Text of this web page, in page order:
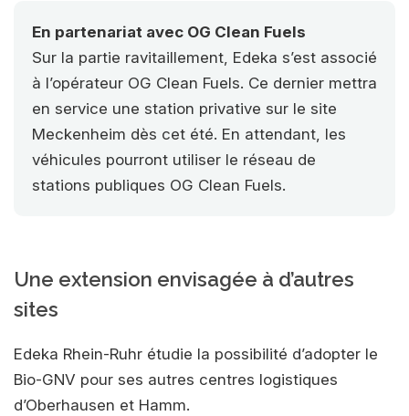
En partenariat avec OG Clean Fuels
Sur la partie ravitaillement, Edeka s’est associé
à l’opérateur OG Clean Fuels. Ce dernier mettra
en service une station privative sur le site
Meckenheim dès cet été. En attendant, les
véhicules pourront utiliser le réseau de
stations publiques OG Clean Fuels.
Une extension envisagée à d’autres
sites
Edeka Rhein-Ruhr étudie la possibilité d’adopter le
Bio-GNV pour ses autres centres logistiques
d’Oberhausen et Hamm.